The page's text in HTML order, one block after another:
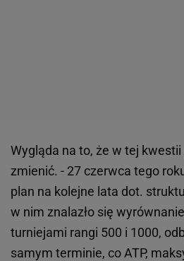
Wygląda na to, że w tej
zmienić. - 27 czerwca tego
plan na kolejne lata dot.
w nim znalazło się
turniejami rangi 500 i 1000,
samym terminie, co ATP,